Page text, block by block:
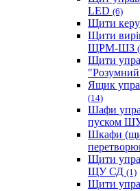
LED (6)
Щити
Щити
ЩРМ-ШЗ
Щити
"Розумний
Ящик
(14)
Шафи
пуском
Шкафи
Щити
ЩУ СД (1)
Щити